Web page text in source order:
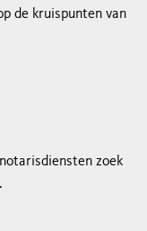
de kruispunten van
zoek